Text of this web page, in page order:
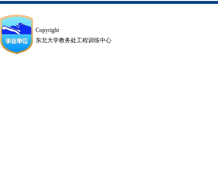
Copyright
东北大学教务处工程训练中心